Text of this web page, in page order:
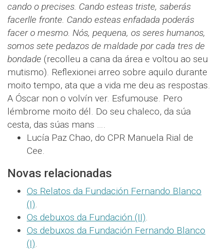
cando o precises. Cando esteas triste, saberás
facerlle fronte. Cando esteas enfadada poderás
facer o mesmo. Nós, pequena, os seres humanos,
somos sete pedazos de maldade por cada tres de
bondade (recolleu a cana da área e voltou ao seu
mutismo). Reflexionei arreo sobre aquilo durante
moito tempo, ata que a vida me deu as respostas.
A Óscar non o volvín ver. Esfumouse. Pero
lémbrome moito dél. Do seu chaleco, da súa
cesta, das súas mans ….
Lucía Paz Chao, do CPR Manuela Rial de
Cee.
Novas relacionadas
Os Relatos da Fundación Fernando Blanco
(I).
Os debuxos da Fundación (II).
Os debuxos da Fundación Fernando Blanco
(I).